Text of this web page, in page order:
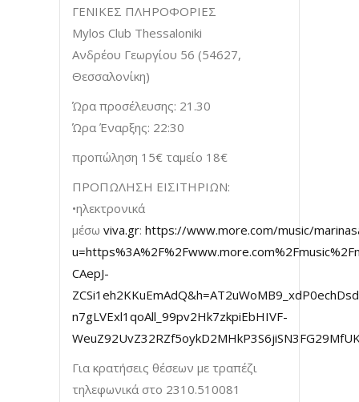
ΓΕΝΙΚΕΣ ΠΛΗΡΟΦΟΡΙΕΣ
Mylos Club Thessaloniki
Ανδρέου Γεωργίου 56 (54627,
Θεσσαλονίκη)
Ώρα προσέλευσης: 21.30
Ώρα Έναρξης: 22:30
προπώληση 15€ ταμείο 18€
ΠΡΟΠΩΛΗΣΗ ΕΙΣΙΤΗΡΙΩΝ:
•ηλεκτρονικά
μέσω viva.gr: https://www.more.com/music/
CAepJ-
n7gLVExl1qoAll_99pv2Hk7zkpiEbHIVF-
Για κρατήσεις θέσεων με τραπέζι
τηλεφωνικά στο 2310.510081